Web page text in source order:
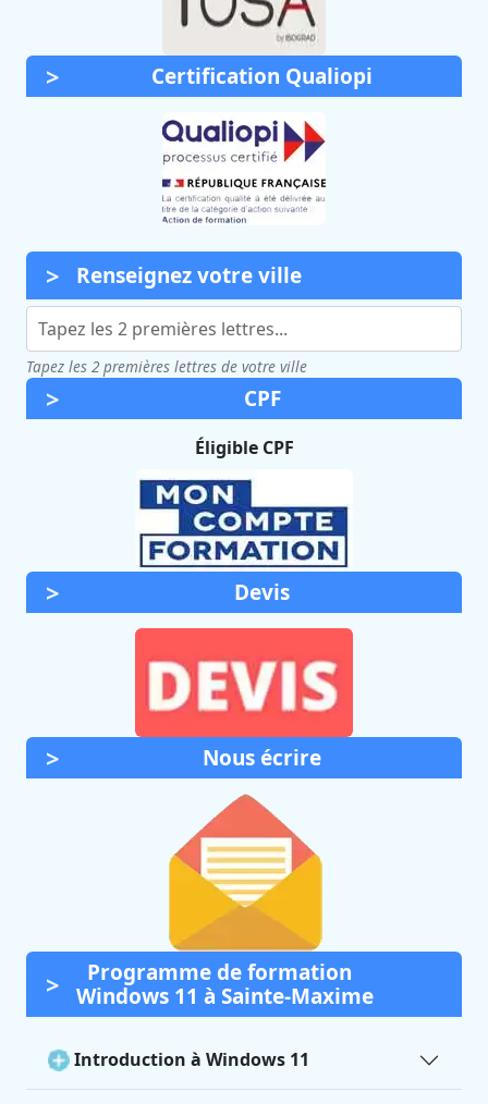
Certification Qualiopi
Renseignez votre ville
Tapez les 2 premières lettres de votre ville
CPF
Éligible CPF
Devis
Nous écrire
Programme de formation
Windows 11 à Sainte-Maxime
Introduction à Windows 11